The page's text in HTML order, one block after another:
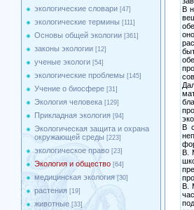
экологические словари [47]
экологические термины [111]
Основы общей экологии [361]
законы экологии [12]
ученые экологи [54]
экологические проблемы [145]
Учение о биосфере [31]
Экология человека [129]
Прикладная экология [94]
Экологическая защита и охрана
окружающей среды [223]
экологическое право [23]
Экология и общество [64]
медицинская экология [30]
растения [19]
животные [33]
В
В
В.
В.